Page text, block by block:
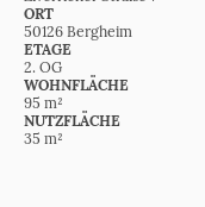
ORT
50126 Bergheim
ETAGE
2. OG
WOHNFLÄCHE
95 m²
NUTZFLÄCHE
35 m²